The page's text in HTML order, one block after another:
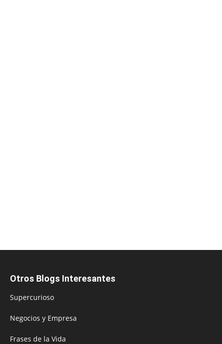
Otros Blogs Interesantes
Supercurioso
Negocios y Empresa
Frases de la Vida